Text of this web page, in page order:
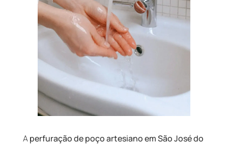
Aperfuração de poço artesiano em São José do